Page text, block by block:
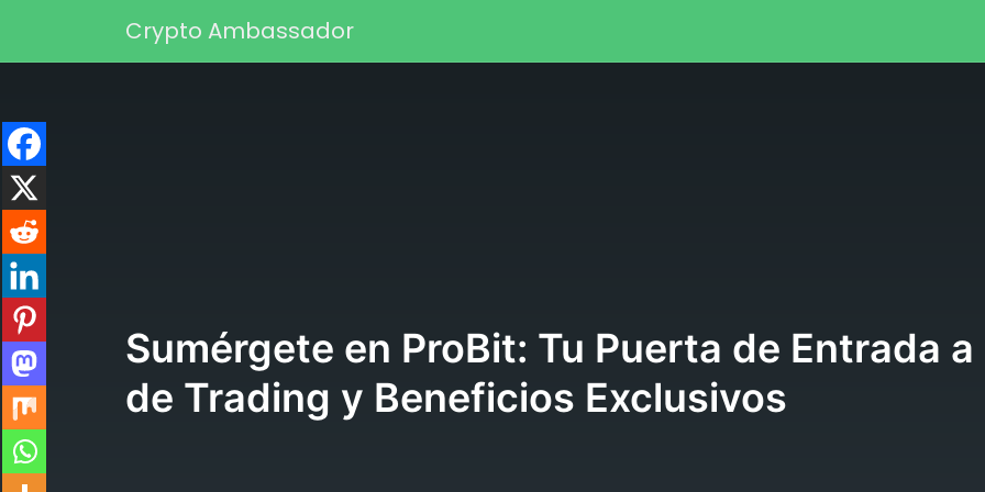
Navegación principal
Crypto Ambassador
Sumérgete en ProBit: Tu Puerta de Entrada
de Trading y Beneficios Exclusivos